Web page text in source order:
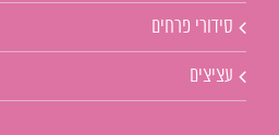
סידורי פרחים
עציצים